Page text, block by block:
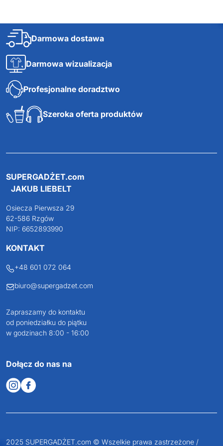
Darmowa wizualizacja
Szeroka oferta produktów
SUPERGADŻET.com
JAKUB LIEBELT
Osiecza Pierwsza 29
NIP: 6652893990
KONTAKT
+48 601 072 064
biuro@supergadzet.com
od poniedziałku do piątku